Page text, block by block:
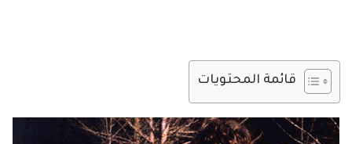
قائمة المحتويات